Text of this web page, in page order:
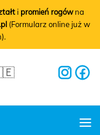
i promień rogówna
(Formularz online już w